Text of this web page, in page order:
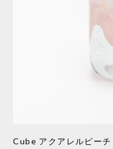
Cube アクアレルピーチ